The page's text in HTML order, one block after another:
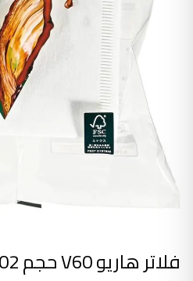
فلاتر هاريو V60 حجم 02 عدد 100 فلتر